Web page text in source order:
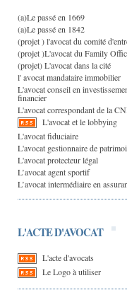
(a)Le passé en 1669
(a)Le passé en 1842
(projet ) l'avocat du comité
(projet )L'avocat du Family
(projet) L'avocat dans la cité
l' avocat mandataire immobilier
L'avocat conseil en
financier
L'avocat correspondant de la
L'avocat et le lobbying
L'avocat fiduciaire
L'avocat gestionnaire de
L'avocat protecteur légal
L’avocat agent sportif
L’avocat intermédiaire en
L'ACTE D'AVOCAT
L'acte d'avocats
Le Logo à utiliser